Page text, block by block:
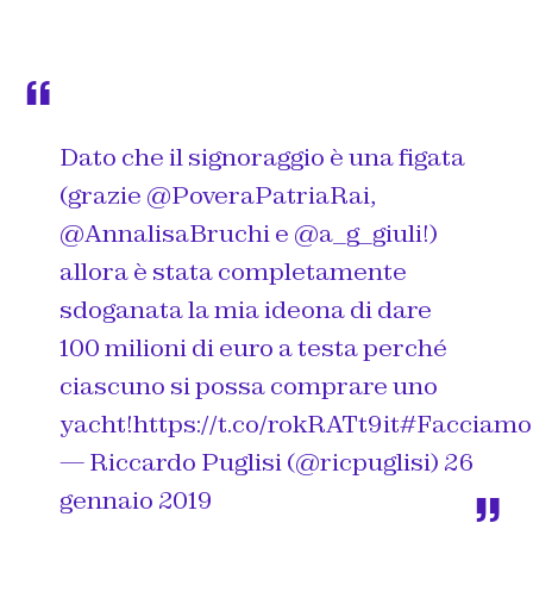
Dato che il signoraggio è una figata
(grazie @PoveraPatriaRai,
@AnnalisaBruchie @a_g_giuli!)
allora è stata completamente
sdoganata la mia ideona di dare
100 milioni di euro a testa perché
ciascuno si possa comprare uno
yacht!https://t.co/rokRATt9it
— Riccardo Puglisi (@ricpuglisi) 26
gennaio 2019